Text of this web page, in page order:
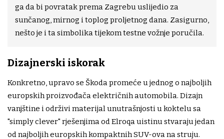
ga da bi povratak prema Zagrebu uslijedio za
sunčanog, mirnog i toplog proljetnog dana. Zasigurno,
nešto je i ta simbolika tijekom testne vožnje poručila.
Dizajnerski iskorak
Konkretno, upravo se Škoda promeće u jednog o najboljih
europskih proizvođača električnih automobila. Dizajn
vanjštine i održivi materijal unutrašnjosti u koktelu sa
"simply clever" rješenjima od Elroqa uistinu stvaraju jedan
od najboljih europskih kompaktnih SUV-ova na struju.